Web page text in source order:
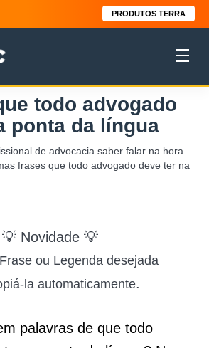
PRODUTOS TERRA
todo advogado
ponta da língua
de advocacia saber falar na hora
frases que todo advogado deve ter na
💡 Novidade 💡
ou Legenda desejada
la automaticamente.
palavras de que todo